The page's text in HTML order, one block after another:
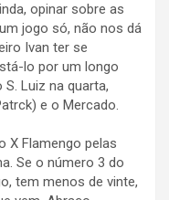
opinar sobre as
jogo só, não nos dá
Ivan ter se
lo por um longo
Luiz na quarta,
e o Mercado.
X Flamengo pelas
Se o número 3 do
tem menos de vinte,